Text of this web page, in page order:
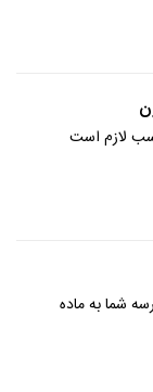
لازم است
شما به ماده
ایجاد شده
ضروری